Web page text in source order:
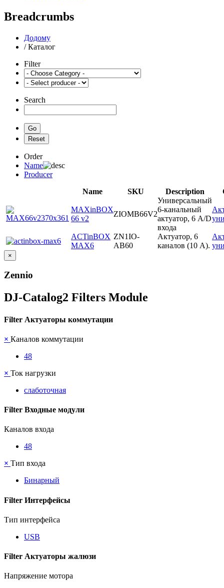
Breadcrumbs
Додому
/ Каталог
Filter
Search
Order
Name
Producer
Name
SKU Description
MAXinBOX
66 v2
ZIOMB66V2
Универсальный
6-канальный
актуатор, 6 A/D
входа
ACTinBOX
MAX6
ZN1IO-
AB60
Актуатор, 6
каналов (10 А).
×
Zennio
DJ-Catalog2 Filters Module
Filter Актуаторы коммутации
× Каналов коммутации
48
× Ток нагрузки
слаботочная
Filter Входные модули
Каналов входа
48
× Тип входа
Бинарный
Filter Интерфейсы
Тип интерфейса
USB
Filter Актуаторы жалюзи
Напряжение мотора